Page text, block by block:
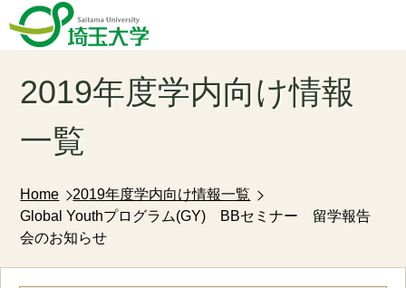
2019年度学内向け情報
一覧
Home
2019年度学内向け情報一覧
Global Youthプログラム(GY) BBセミナー 留学報告
会のお知らせ